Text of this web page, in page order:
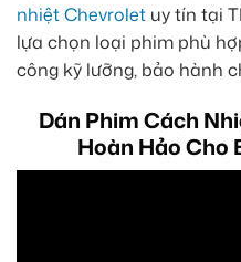
nhiệt Chevrolet uy tín tại
lựa chọn loại phim phù
công kỹ lưỡng, bảo hành
Dán Phim Cách
Hoàn Hảo Cho